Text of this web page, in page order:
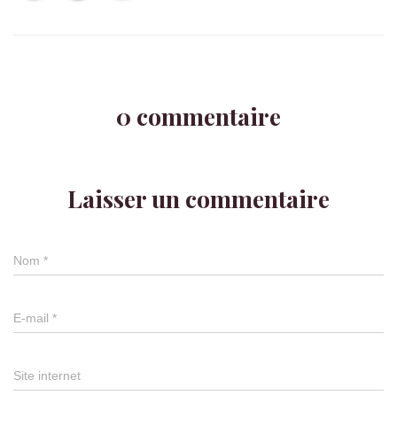
0 commentaire
Laisser un commentaire
Nom *
E-mail *
Site internet